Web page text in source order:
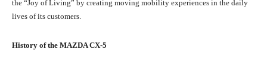
the “Joy of Living” by creating moving mobility experiences in the daily
lives of its customers.
History of the MAZDA CX-5